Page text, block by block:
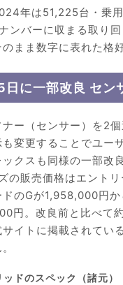
年は51,225台・乗
ンバーに収まる取り
まま数字に表れた格
に一部改良 セン
ー（センサー）を2
変更することでユー
クスも同様の一部改
の販売価格はエント
のGが1,958,000円
。改良前と比べて
イトに掲載されてい
ドのスペック（諸元）